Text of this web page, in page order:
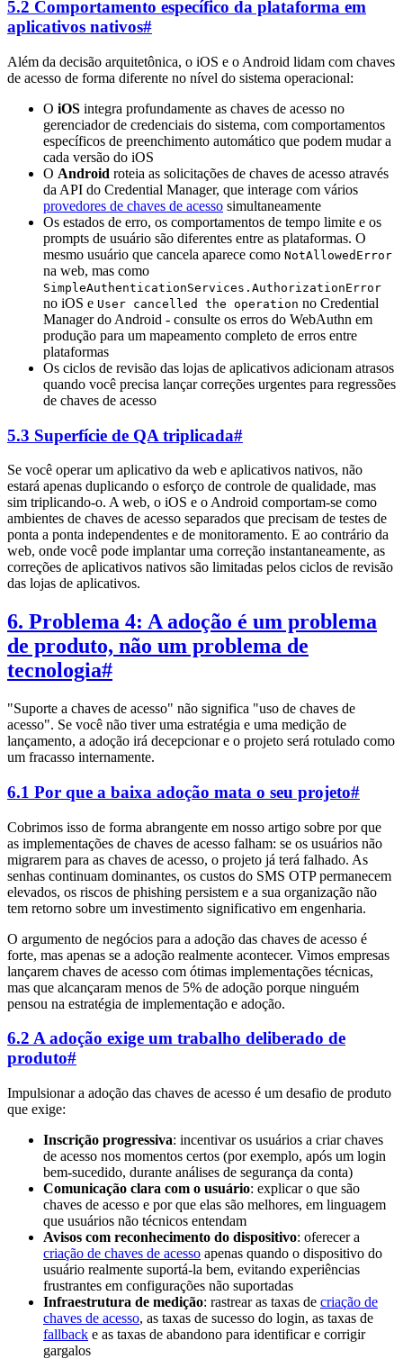
5.2 Comportamento específico da plataforma em
aplicativos nativos#
Além da decisão arquitetônica, o iOS e o Android lidam com chaves
de acesso de forma diferente no nível do sistema operacional:
O iOS integra profundamente as chaves de acesso no
gerenciador de credenciais do sistema, com comportamentos
específicos de preenchimento automático que podem mudar a
cada versão do iOS
O Android roteia as solicitações de chaves de acesso através
da API do Credential Manager, que interage com vários
provedores de chaves de acesso simultaneamente
Os estados de erro, os comportamentos de tempo limite e os
prompts de usuário são diferentes entre as plataformas. O
mesmo usuário que cancela aparece como NotAllowedError
na web, mas como
SimpleAuthenticationServices.AuthorizationError
no iOS e User cancelled the operation no Credential
Manager do Android - consulte os erros do WebAuthn em
produção para um mapeamento completo de erros entre
plataformas
Os ciclos de revisão das lojas de aplicativos adicionam atrasos
quando você precisa lançar correções urgentes para regressões
de chaves de acesso
5.3 Superfície de QA triplicada#
Se você operar um aplicativo da web e aplicativos nativos, não
estará apenas duplicando o esforço de controle de qualidade, mas
sim triplicando-o. A web, o iOS e o Android comportam-se como
ambientes de chaves de acesso separados que precisam de testes de
ponta a ponta independentes e de monitoramento. E ao contrário da
web, onde você pode implantar uma correção instantaneamente, as
correções de aplicativos nativos são limitadas pelos ciclos de revisão
das lojas de aplicativos.
6. Problema 4: A adoção é um problema
de produto, não um problema de
tecnologia#
"Suporte a chaves de acesso" não significa "uso de chaves de
acesso". Se você não tiver uma estratégia e uma medição de
lançamento, a adoção irá decepcionar e o projeto será rotulado como
um fracasso internamente.
6.1 Por que a baixa adoção mata o seu projeto#
Cobrimos isso de forma abrangente em nosso artigo sobre por que
as implementações de chaves de acesso falham: se os usuários não
migrarem para as chaves de acesso, o projeto já terá falhado. As
senhas continuam dominantes, os custos do SMS OTP permanecem
elevados, os riscos de phishing persistem e a sua organização não
tem retorno sobre um investimento significativo em engenharia.
O argumento de negócios para a adoção das chaves de acesso é
forte, mas apenas se a adoção realmente acontecer. Vimos empresas
lançarem chaves de acesso com ótimas implementações técnicas,
mas que alcançaram menos de 5% de adoção porque ninguém
pensou na estratégia de implementação e adoção.
6.2 A adoção exige um trabalho deliberado de
produto#
Impulsionar a adoção das chaves de acesso é um desafio de produto
que exige:
Inscrição progressiva: incentivar os usuários a criar chaves
de acesso nos momentos certos (por exemplo, após um login
bem-sucedido, durante análises de segurança da conta)
Comunicação clara com o usuário: explicar o que são
chaves de acesso e por que elas são melhores, em linguagem
que usuários não técnicos entendam
Avisos com reconhecimento do dispositivo: oferecer a
criação de chaves de acesso apenas quando o dispositivo do
usuário realmente suportá-la bem, evitando experiências
frustrantes em configurações não suportadas
Infraestrutura de medição: rastrear as taxas de criação de
chaves de acesso, as taxas de sucesso do login, as taxas de
fallback e as taxas de abandono para identificar e corrigir
gargalos